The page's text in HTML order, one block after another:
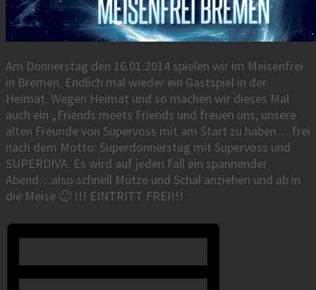
Am Donnerstag den 16.01.2014 spielen wir im Meisenfrei
in Bremen. Endlich mal wieder ein Gastspiel in der
Heimat. Wegen Heimat und so machen wir dieses Mal
auch ein „Friends meets Friends und freuen uns, unsere
alten Freunde von Supervoss mit am Start zu haben… frei
nach dem Motto: Superdonnerstag mit Supervoss und
SUPERDIVA. Es wird auf jeden Fall ein spannender
Abend…also schnell Mütze und Schal anziehen und ab in
die Meise 🙂 !!! EINTRITT FREI!!!